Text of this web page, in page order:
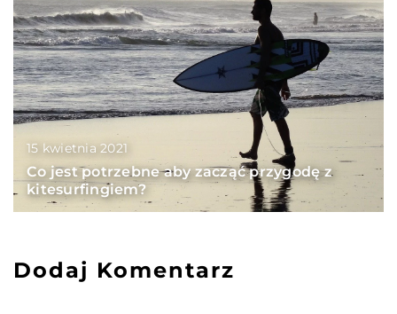
15 kwietnia 2021
Co jest potrzebne aby zacząć przygodę z
kitesurfingiem?
Dodaj Komentarz